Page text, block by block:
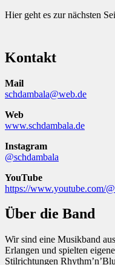
Hier geht es zur nächsten
Kontakt
Mail
schdambala@web.de
Web
www.schdambala.de
Instagram
@schdambala
YouTube
https://www.youtube.com/
Über die Band
Wir sind eine Musikband
Erlangen und spielten
Stilrichtungen